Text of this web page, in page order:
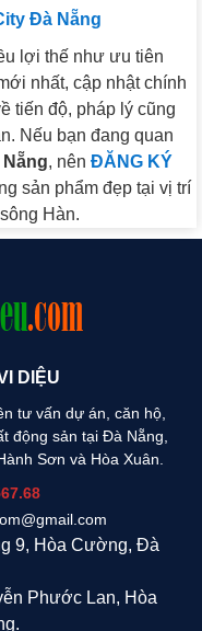
Đà Nẵng
lợi thế như ưu tiên
nhất, cập nhật chính
tiến độ, pháp lý cũng
Nếu bạn đang quan
, nên ĐĂNG KÝ
sản phẩm đẹp tại vị trí
Hàn.
DIỆU
tư vấn dự án, căn hộ,
động sản tại Đà Nẵng,
Sơn và Hòa Xuân.
9, Hòa Cường, Đà
Phước Lan, Hòa